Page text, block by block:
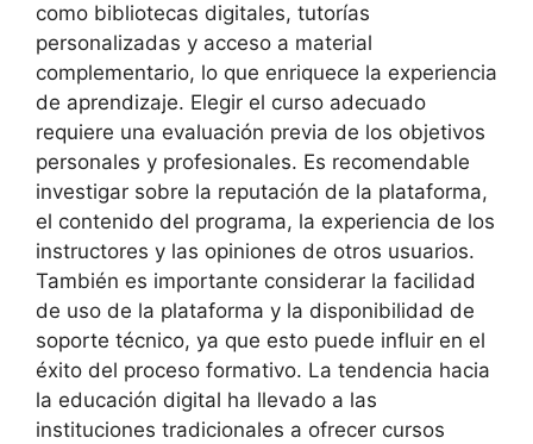
como bibliotecas digitales, tutorías
personalizadas y acceso a material
complementario, lo que enriquece la experiencia
de aprendizaje. Elegir el curso adecuado
requiere una evaluación previa de los objetivos
personales y profesionales. Es recomendable
investigar sobre la reputación de la plataforma,
el contenido del programa, la experiencia de los
instructores y las opiniones de otros usuarios.
También es importante considerar la facilidad
de uso de la plataforma y la disponibilidad de
soporte técnico, ya que esto puede influir en el
éxito del proceso formativo. La tendencia hacia
la educación digital ha llevado a las
instituciones tradicionales a ofrecer cursos